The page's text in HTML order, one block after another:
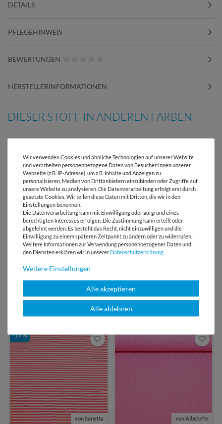
DETAILS
PFLEGEHINWEIS
BEWERTUNGEN
HERSTELLERINFORMATIONEN
DIESER STOFF IN ANDEREN FARBEN
Versandkostenfrei ab 60 € -
Lieferung mit DHL
E-Mail Kundenservice
Antwort in 24h
Über 98% positive
Bewertungen
Schnittmuster für Dich
VIELLEICHT AUCH INTERESSANT
-15 %
von Sanetta von Albstoffe
Wir verwenden Cookies und ähnliche Technologien auf unserer Website
und verarbeiten personenbezogene Daten von Besucher:innen unserer
Webseite (z.B. IP-Adresse), um z.B. Inhalte und Anzeigen zu
personalisieren, Medien von Drittanbietern einzubinden oder Zugriffe auf
unsere Website zu analysieren. Die Datenverarbeitung erfolgt erst durch
gesetzte Cookies. Wir teilen diese Daten mit Dritten, die wir in den
Einstellungen benennen.
Die Datenverarbeitung kann mit Einwilligung oder aufgrund eines
berechtigten Interesses erfolgen. Die Zustimmung kann erteilt oder
abgelehnt werden. Es besteht das Recht, nicht einzuwilligen und die
Einwilligung zu einem späteren Zeitpunkt zu ändern oder zu widerrufen.
Weitere Informationen zur Verwendung personenbezogener Daten und
den Diensten erklären wir in unserer Daten­schutz­erklärung
Weitere Einstellungen
Alle akzeptieren
Alle ablehnen